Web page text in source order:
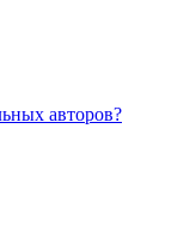
авторов?